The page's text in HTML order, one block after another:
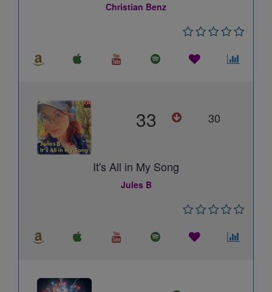
Christian Benz
33 30
It's All in My Song
Jules B